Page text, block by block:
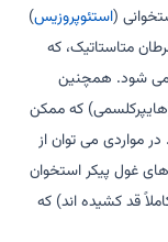
استئوپروزیس)
متاستاتیک، که
می شود. همچنین
که ممکن
مواردی می توان از
غول پیکر استخوان
قد کشیده اند) که